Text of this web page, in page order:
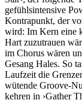
gefühlsintensive
Kontrapunkt, der
wird: Im Kern eine
Hart zuzutrauen
im Chorus wären
Gesang Hales. So
Laufzeit die
wütende Groove-
kehren in ›Gather